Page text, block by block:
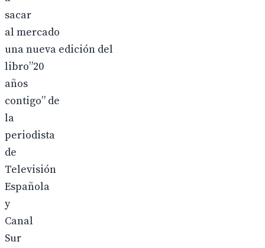
sacar
al mercado
una nueva edición del
libro”20
años
contigo” de
la
periodista
de
Televisión
Española
y
Canal
Sur